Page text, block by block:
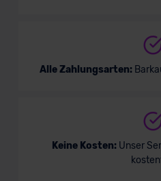
Alle Zahlungsarten:
Keine Kosten: Unser